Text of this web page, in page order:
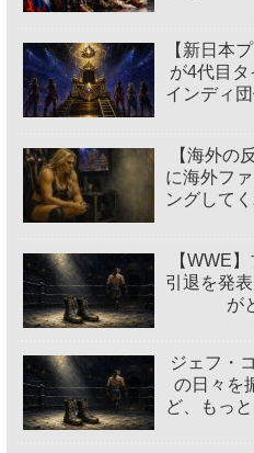
【新日本
が4代目
インディ
【海外の
に海外フ
ングして
【WWE
引退を発
が
ジェフ・
の日々を
ど、もっ